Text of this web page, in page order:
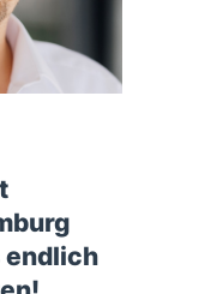
endlich